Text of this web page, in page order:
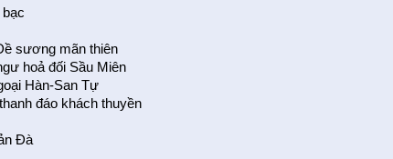
bạc
sương mãn thiên
hoả đối Sầu Miên
Hàn-San Tự
đáo khách thuyền
Đà